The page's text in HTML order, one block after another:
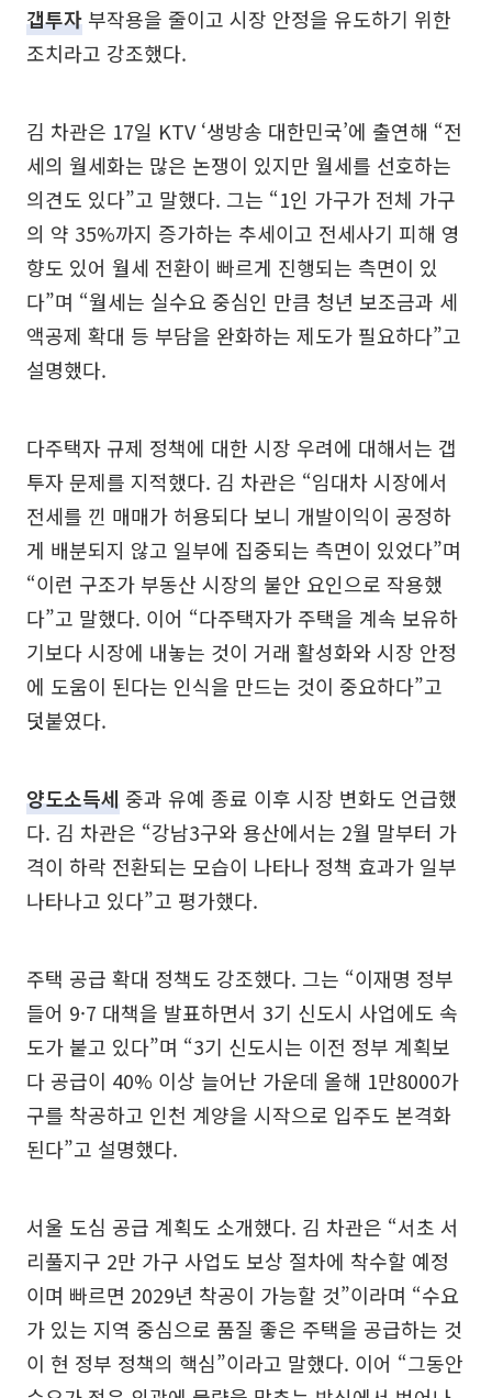
갭투자 부작용을 줄이고 시장 안정을 유도하기 위한
조치라고 강조했다.
김 차관은 17일 KTV ‘생방송 대한민국’에 출연해 “전
세의 월세화는 많은 논쟁이 있지만 월세를 선호하는
의견도 있다”고 말했다. 그는 “1인 가구가 전체 가구
의 약 35%까지 증가하는 추세이고 전세사기 피해 영
향도 있어 월세 전환이 빠르게 진행되는 측면이 있
다”며 “월세는 실수요 중심인 만큼 청년 보조금과 세
액공제 확대 등 부담을 완화하는 제도가 필요하다”고
설명했다.
다주택자 규제 정책에 대한 시장 우려에 대해서는 갭
투자 문제를 지적했다. 김 차관은 “임대차 시장에서
전세를 낀 매매가 허용되다 보니 개발이익이 공정하
게 배분되지 않고 일부에 집중되는 측면이 있었다”며
“이런 구조가 부동산 시장의 불안 요인으로 작용했
다”고 말했다. 이어 “다주택자가 주택을 계속 보유하
기보다 시장에 내놓는 것이 거래 활성화와 시장 안정
에 도움이 된다는 인식을 만드는 것이 중요하다”고
덧붙였다.
양도소득세 중과 유예 종료 이후 시장 변화도 언급했
다. 김 차관은 “강남3구와 용산에서는 2월 말부터 가
격이 하락 전환되는 모습이 나타나 정책 효과가 일부
나타나고 있다”고 평가했다.
주택 공급 확대 정책도 강조했다. 그는 “이재명 정부
들어 9·7 대책을 발표하면서 3기 신도시 사업에도 속
도가 붙고 있다”며 “3기 신도시는 이전 정부 계획보
다 공급이 40% 이상 늘어난 가운데 올해 1만8000가
구를 착공하고 인천 계양을 시작으로 입주도 본격화
된다”고 설명했다.
서울 도심 공급 계획도 소개했다. 김 차관은 “서초 서
리풀지구 2만 가구 사업도 보상 절차에 착수할 예정
이며 빠르면 2029년 착공이 가능할 것”이라며 “수요
가 있는 지역 중심으로 품질 좋은 주택을 공급하는 것
이 현 정부 정책의 핵심”이라고 말했다. 이어 “그동안